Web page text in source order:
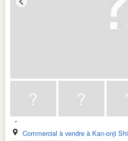
Commercial à vendre à Kan-onji Shi